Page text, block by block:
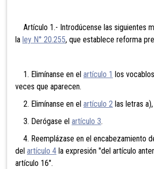
Artículo 1.- Introdúcense las siguientes
la ley N° 20.255, que establece reforma
1. Elimínanse en el artículo 1 los
veces que aparecen.
2. Elimínanse en el artículo 2 las letras
3. Derógase el artículo 3.
4. Reemplázase en el encabezamiento
del artículo 4 la expresión "del artículo
artículo 16".